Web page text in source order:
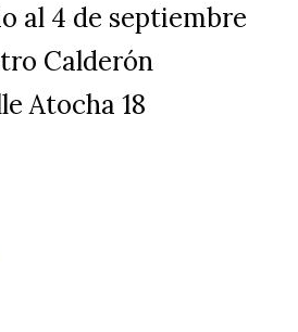
al 4 de septiembre
Calderón
Atocha 18